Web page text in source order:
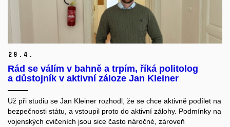
29. 4.
Rád se válím v bahně a trpím, říká politolog
a důstojník v aktivní záloze Jan Kleiner
Už při studiu se Jan Kleiner rozhodl, že se chce aktivně podílet na
bezpečnosti státu, a vstoupil proto do aktivní zálohy. Podmínky na
vojenských cvičeních jsou sice často náročné, zároveň